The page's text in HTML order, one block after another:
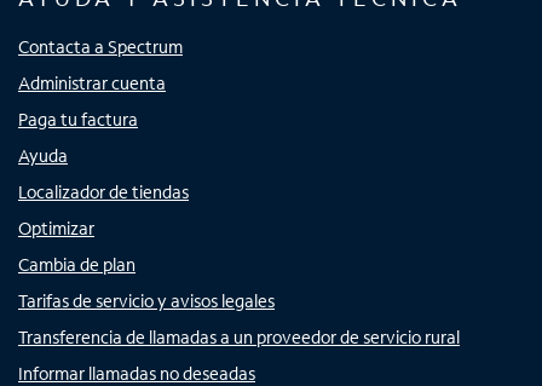
Contacta a Spectrum
Administrar cuenta
Paga tu factura
Ayuda
Localizador de tiendas
Optimizar
Cambia de plan
Tarifas de servicio y avisos legales
Transferencia de llamadas a un proveedor de servicio rural
Informar llamadas no deseadas